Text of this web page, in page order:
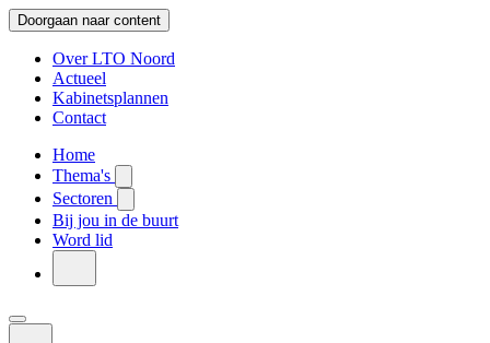
Doorgaan naar content
Over LTO Noord
Actueel
Kabinetsplannen
Contact
Home
Thema's
Sectoren
Bij jou in de buurt
Word lid